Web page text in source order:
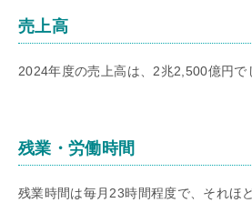
売上高
2024年度の売上高は、2兆2,500億円で
残業・労働時間
残業時間は毎月23時間程度で、それほ